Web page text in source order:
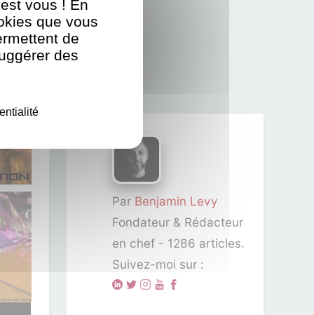
Pack Vintage Vice City
Par Benjamin Levy
Fondateur & Rédacteur
en chef - 1286 articles.
Suivez-moi sur :
vous ! En
que vous
de
des